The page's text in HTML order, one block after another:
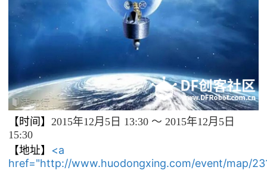
【时间】 2015年12月5日 13:30 ～ 2015年12月5日
15:30
【地址】 <a
href="http://www.huodongxing.com/event/map/